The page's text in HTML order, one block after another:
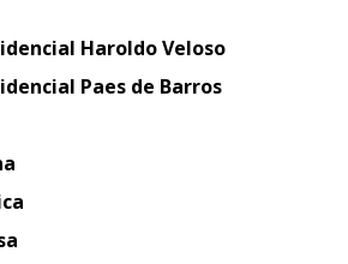
Haroldo Veloso
Paes de Barros